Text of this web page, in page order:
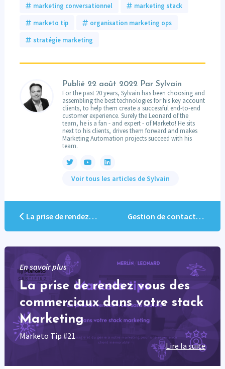
marketing conversationnel marketing stack
marketo tip organisation marketing ops
stratégie marketing
Publié 22 août 2022Par Sylvain
For the past 20 years, Sylvain has been choosing and
assembling the best technologies for his key account
clients, to help them create a successful end-to-end
customer experience. Surely the Leonard of the
team, he is a fan - and expert - of Marketo! He sits
next to his clients, drives them forward and makes
Marketing Automation projects succeed with his
team.
Voir tous les articles de Sylvain
La prise de rendez vous des commerciaux dans votre stack Marketing Gestion de contacts sans couture dans votre stack Marketing et Ventes
En savoir plus
La prise de rendez vous des
commerciaux dans votre stack
Marketing
Marketo Tip #21
Lire la suite